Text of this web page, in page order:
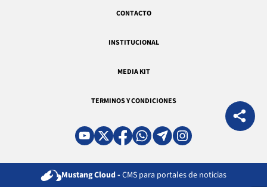
CONTACTO
INSTITUCIONAL
MEDIA KIT
TERMINOS Y CONDICIONES
Mustang Cloud - CMS para portales de noticias